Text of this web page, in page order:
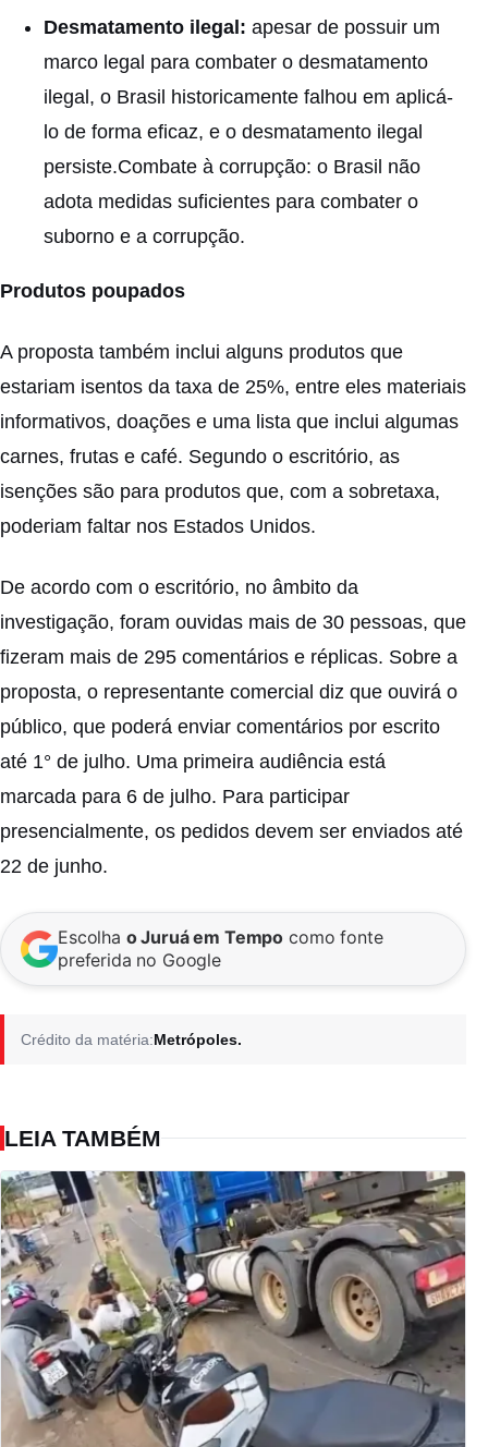
Desmatamento ilegal: apesar de possuir um
marco legal para combater o desmatamento
ilegal, o Brasil historicamente falhou em aplicá-
lo de forma eficaz, e o desmatamento ilegal
persiste.Combate à corrupção: o Brasil não
adota medidas suficientes para combater o
suborno e a corrupção.
Produtos poupados
A proposta também inclui alguns produtos que
estariam isentos da taxa de 25%, entre eles materiais
informativos, doações e uma lista que inclui algumas
carnes, frutas e café. Segundo o escritório, as
isenções são para produtos que, com a sobretaxa,
poderiam faltar nos Estados Unidos.
De acordo com o escritório, no âmbito da
investigação, foram ouvidas mais de 30 pessoas, que
fizeram mais de 295 comentários e réplicas. Sobre a
proposta, o representante comercial diz que ouvirá o
público, que poderá enviar comentários por escrito
até 1° de julho. Uma primeira audiência está
marcada para 6 de julho. Para participar
presencialmente, os pedidos devem ser enviados até
22 de junho.
Escolha o Juruá em Tempo como fonte
preferida no Google
Crédito da matéria:Metrópoles.
LEIA TAMBÉM